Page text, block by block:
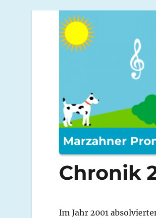
Marzahner
Chronik
Im Jahr 2001